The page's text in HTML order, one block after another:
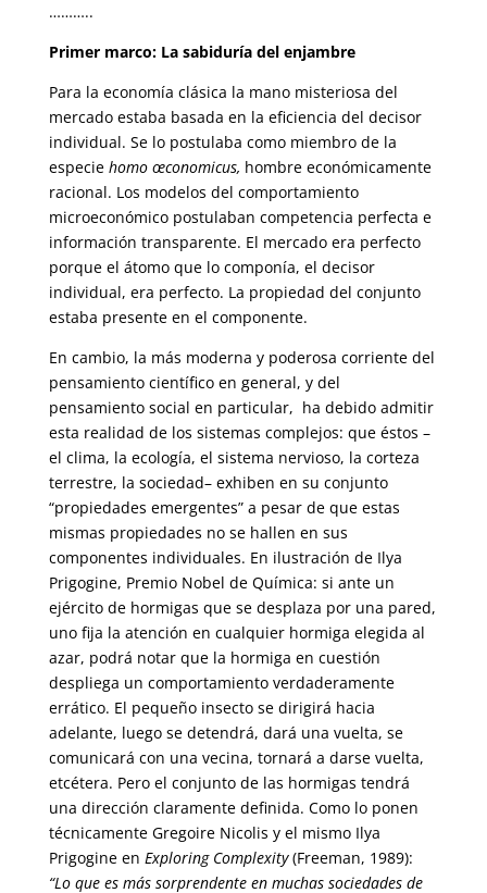
………..
Primer marco: La sabiduría del enjambre
Para la economía clásica la mano misteriosa del
mercado estaba basada en la eficiencia del decisor
individual. Se lo postulaba como miembro de la
especie homo œconomicus, hombre económicamente
racional. Los mo­delos del comportamiento
microeconómico postulaban competencia per­fecta e
información transparente. El mercado era perfecto
porque el átomo que lo componía, el decisor
individual, era perfecto. La propiedad del conjunto
estaba presente en el componente.
En cambio, la más moderna y poderosa corriente del
pensamiento cientí­fico en general, y del
pensamiento social en particular, ha debido admitir
esta realidad de los sistemas complejos: que éstos –
el clima, la ecología, el sistema nervioso, la corteza
terrestre, la sociedad– exhiben en su con­junto
“propiedades emergentes” a pesar de que estas
mismas propieda­des no se hallen en sus
componentes individuales. En ilustración de Ilya
Prigogine, Premio Nobel de Química: si ante un
ejército de hormigas que se desplaza por una pared,
uno fija la atención en cualquier hormiga ele­gida al
azar, podrá notar que la hormiga en cuestión
despliega un com­portamiento verdaderamente
errático. El pequeño insecto se dirigirá hacia
adelante, luego se detendrá, dará una vuelta, se
comunicará con una vecina, tornará a darse vuelta,
etcétera. Pero el conjunto de las hor­migas tendrá
una dirección claramente definida. Como lo ponen
técni­camente Gregoire Nicolis y el mismo Ilya
Prigogine en Exploring Com­plexity(Freeman, 1989):
“Lo que es más sorprendente en muchas socie­dades de